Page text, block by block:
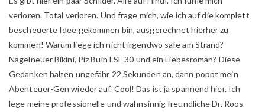
verloren. Total verloren. Und frage mich, wie ich auf die komplett
bescheuerte Idee gekommen bin, ausgerechnet hierher zu
kommen! Warum liege ich nicht irgendwo safe am Strand?
Nagelneuer Bikini, Piz Buin LSF 30 und ein Liebesroman? Diese
Gedanken halten ungefähr 22 Sekunden an, dann poppt mein
Abenteuer-Gen wieder auf. Cool! Das ist ja spannend hier. Ich
lege meine professionelle und wahnsinnig freundliche Dr. Roos-